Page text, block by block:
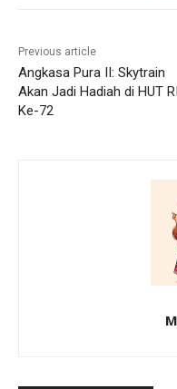
Previous article
Angkasa Pura II: Skytrain
Akan Jadi Hadiah di HUT RI
Ke-72